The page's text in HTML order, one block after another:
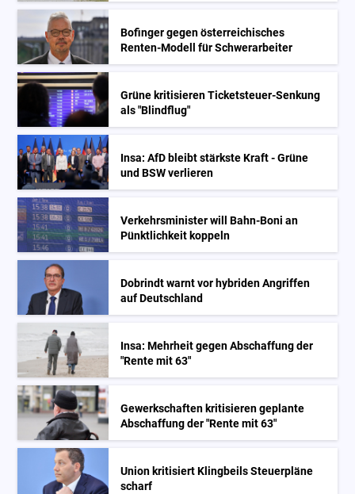
Bofinger gegen österreichisches
Renten-Modell für Schwerarbeiter
Grüne kritisieren Ticketsteuer-Senkung
als "Blindflug"
Insa: AfD bleibt stärkste Kraft - Grüne
und BSW verlieren
Verkehrsminister will Bahn-Boni an
Pünktlichkeit koppeln
Dobrindt warnt vor hybriden Angriffen
auf Deutschland
Insa: Mehrheit gegen Abschaffung der
"Rente mit 63"
Gewerkschaften kritisieren geplante
Abschaffung der "Rente mit 63"
Union kritisiert Klingbeils Steuerpläne
scharf